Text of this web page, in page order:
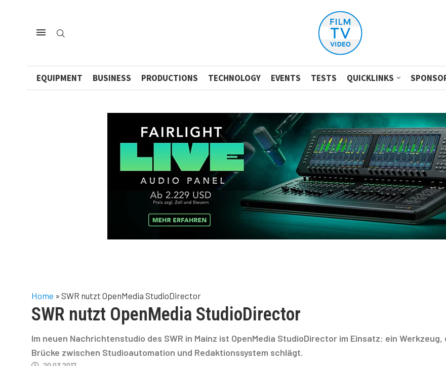
EQUIPMENT BUSINESS PRODUCTIONS TECHNOLOGY EVENTS TESTS QUICKLINKS
Home » SWR nutzt OpenMedia StudioDirector
SWR nutzt OpenMedia StudioDirector
Im neuen Nachrichtenstudio des SWR in Mainz ist OpenMedia StudioDirector im Einsatz: ein Werkzeug,
Brücke zwischen Studioautomation und Redaktionssystem schlägt.